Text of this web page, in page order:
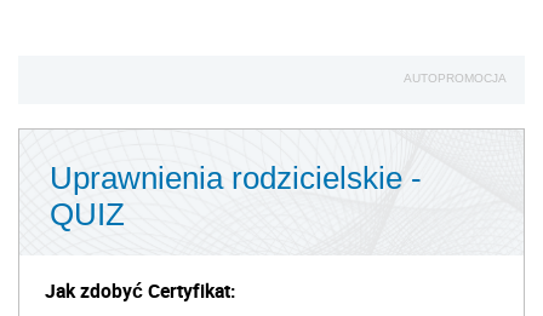
AUTOPROMOCJA
Uprawnienia rodzicielskie -
QUIZ
Jak zdobyć Certyfikat: